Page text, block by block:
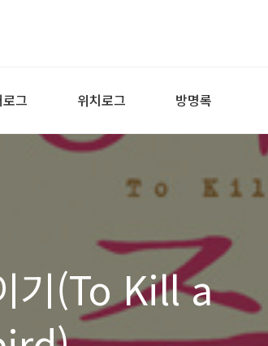
그 위치로그 방명록
기(To Kill a